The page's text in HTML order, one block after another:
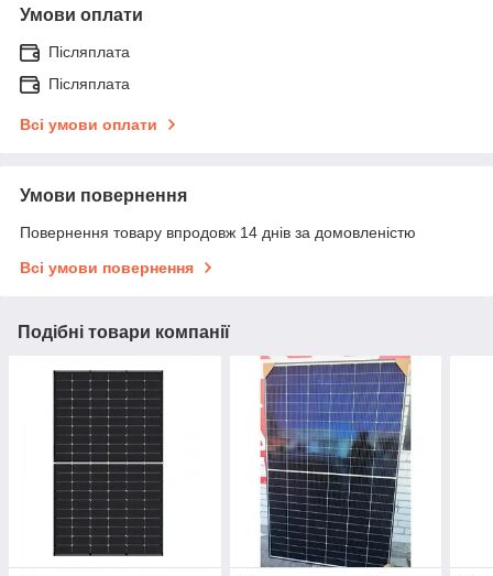
Умови оплати
Післяплата
Післяплата
Всі умови оплати
Умови повернення
Повернення товару впродовж 14 днів за домовленістю
Всі умови повернення
Подібні товари компанії